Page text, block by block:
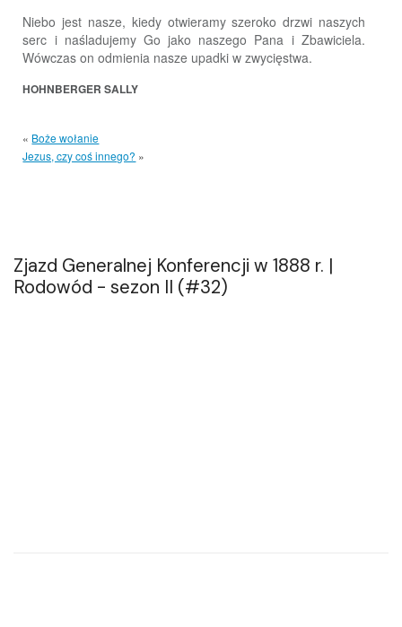
Niebo jest nasze, kiedy otwieramy szeroko drzwi naszych
serc i naśladujemy Go jako naszego Pana i Zbawiciela.
Wówczas on odmienia nasze upadki w zwycięstwa.
HOHNBERGER SALLY
« Boże wołanie
Jezus, czy coś innego? »
Zjazd Generalnej Konferencji w 1888 r. |
Rodowód - sezon II (#32)